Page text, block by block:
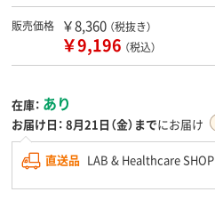
販売価格 ￥8,360 （税抜き）
￥9,196 （税込）
在庫： あり
お届け日： 8月21日（金）までにお届け
直送品 LAB & Healthcare SHOP